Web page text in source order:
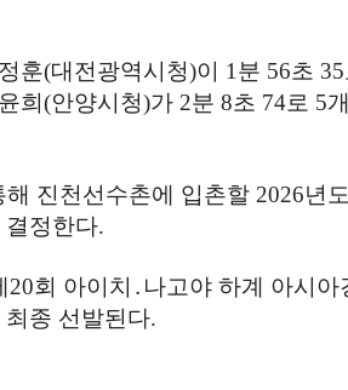
훈(대전광역시청)이 1분 56초 35
희(안양시청)가2분8초 74로 5
해 진천선수촌에 입촌할2026년
결정한다.
20회 아이치 ․ 나고야 하계 아시
종 선발된다.